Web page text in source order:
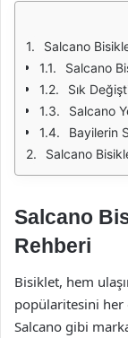
Salcano
Salcano
Sık
Salcano
Bayilerin
Salcano
Salcano
Rehberi
Bisiklet, hem
popülaritesini her
Salcano gibi